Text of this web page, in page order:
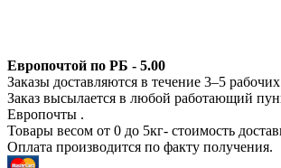
Европочтой по РБ - 5.00
Заказы доставляются в течение 3–5
Заказ высылается в любой работающий
Европочты .
Товары весом от 0 до 5кг- стоимость
Оплата производится по факту получения.